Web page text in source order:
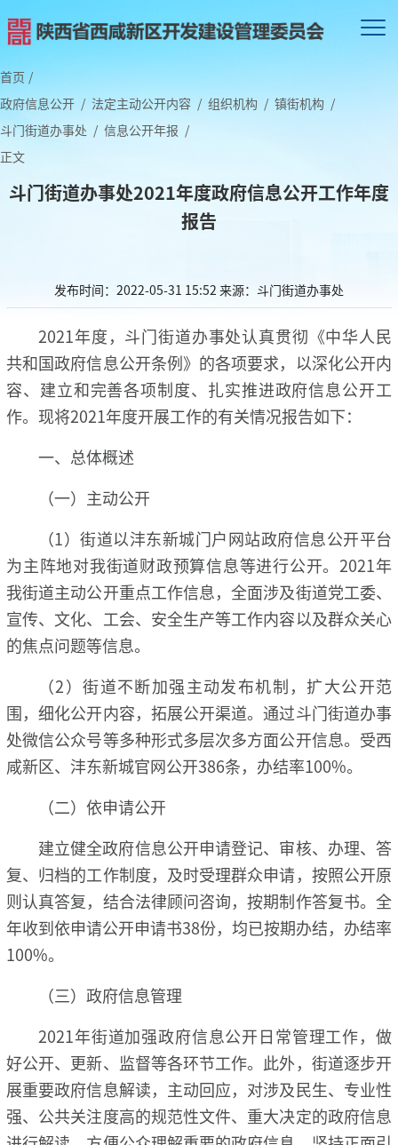
首页 /
政府信息公开 / 法定主动公开内容 / 组织机构 / 镇街机构 /
斗门街道办事处 / 信息公开年报 /
正文
斗门街道办事处2021年度政府信息公开工作年度
报告
发布时间：2022-05-31 15:52 来源：斗门街道办事处
2021年度，斗门街道办事处认真贯彻《中华人民
共和国政府信息公开条例》的各项要求，以深化公开内
容、建立和完善各项制度、扎实推进政府信息公开工
作。现将2021年度开展工作的有关情况报告如下：
一、总体概述
（一）主动公开
（1）街道以沣东新城门户网站政府信息公开平台
为主阵地对我街道财政预算信息等进行公开。2021年
我街道主动公开重点工作信息，全面涉及街道党工委、
宣传、文化、工会、安全生产等工作内容以及群众关心
的焦点问题等信息。
（2）街道不断加强主动发布机制，扩大公开范
围，细化公开内容，拓展公开渠道。通过斗门街道办事
处微信公众号等多种形式多层次多方面公开信息。受西
咸新区、沣东新城官网公开386条，办结率100%。
（二）依申请公开
建立健全政府信息公开申请登记、审核、办理、答
复、归档的工作制度，及时受理群众申请，按照公开原
则认真答复，结合法律顾问咨询，按期制作答复书。全
年收到依申请公开申请书38份，均已按期办结，办结率
100%。
（三）政府信息管理
2021年街道加强政府信息公开日常管理工作，做
好公开、更新、监督等各环节工作。此外，街道逐步开
展重要政府信息解读，主动回应，对涉及民生、专业性
强、公共关注度高的规范性文件、重大决定的政府信息